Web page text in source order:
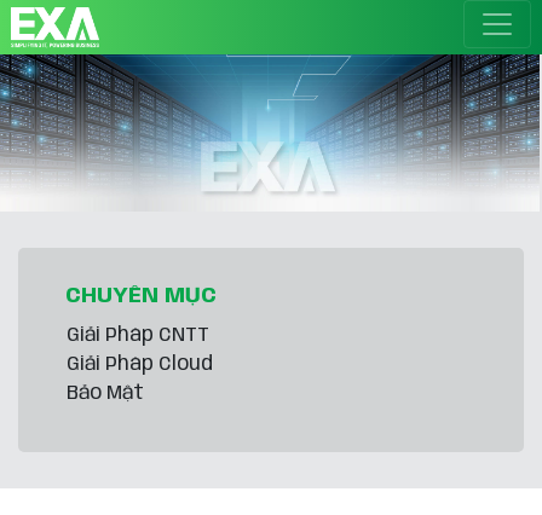
CHUYÊN MỤC
Giải Pháp CNTT
Giải Pháp Cloud
Bảo Mật